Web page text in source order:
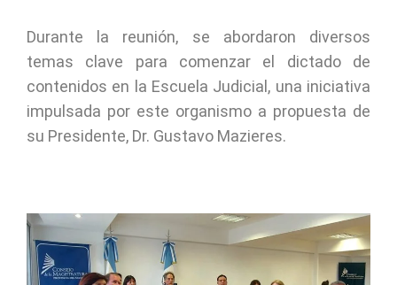
Durante la reunión, se abordaron diversos
temas clave para comenzar el dictado de
contenidos en la Escuela Judicial, una iniciativa
impulsada por este organismo a propuesta de
su Presidente, Dr. Gustavo Mazieres.